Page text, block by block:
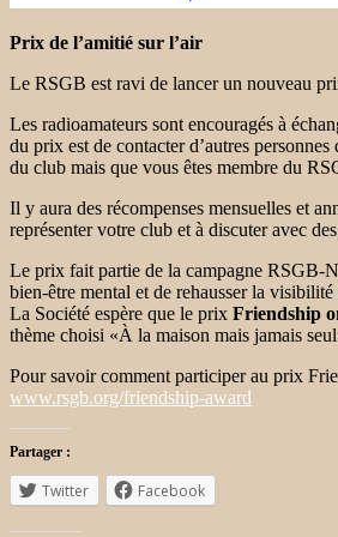
Prix ​​de l’amitié sur l’air
Le RSGB est ravi de lancer un nouveau
Les radioamateurs sont encouragés à
du prix est de contacter d’autres
du club mais que vous êtes membre du
Il y aura des récompenses mensuelles et
représenter votre club et à discuter avec
Le prix fait partie de la campagne RSGB-
bien-être mental et de rehausser la
La Société espère que le prix Friendship
thème choisi «À la maison mais jamais
Pour savoir comment participer au prix
www.rsgb.org/friendship-award
Partager :
Twitter Facebook